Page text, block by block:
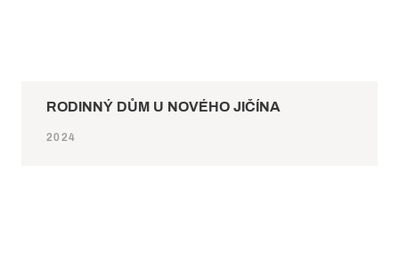
RODINNÝ DŮM U NOVÉHO JIČÍNA
2024